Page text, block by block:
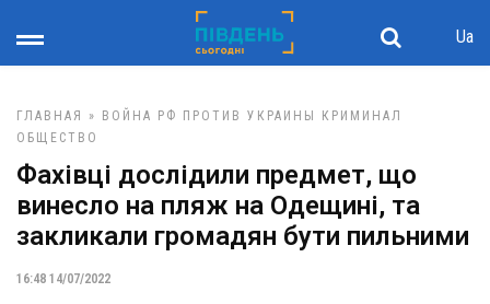
Ua
ГЛАВНАЯ » ВОЙНА РФ ПРОТИВ УКРАИНЫ
КРИМИНАЛ
ОБЩЕСТВО
Фахівці дослідили предмет, що
винесло на пляж на Одещині, та
закликали громадян бути пильними
16:48 14/07/2022